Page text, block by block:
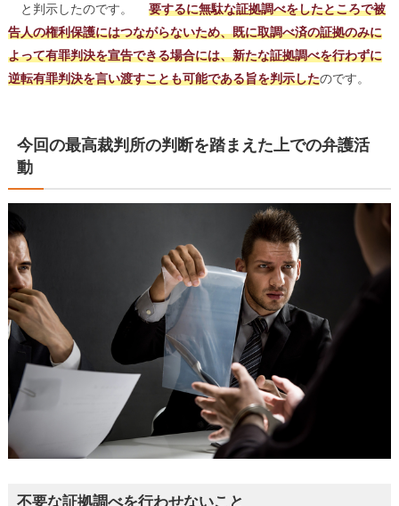
と判示したのです。 要するに無駄な証拠調べをしたところで被
告人の権利保護にはつながらないため、既に取調べ済の証拠のみに
よって有罪判決を宣告できる場合には、新たな証拠調べを行わずに
逆転有罪判決を言い渡すことも可能である旨を判示したのです。
今回の最高裁判所の判断を踏まえた上での弁護活
動
不要な証拠調べを行わせないこと